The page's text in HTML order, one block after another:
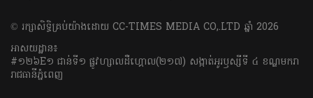
​© រក្សា​សិទ្ធិ​គ្រប់​យ៉ាង​ដោយ​ CC-TIMES MEDIA CO,.LTD ឆ្នាំ​ 2026
អាសយដ្ឋាន៖
#១២៦E១ ជាន់ទី១ ផ្លូវហ្សាលដឺហ្គោល(២១៧) សង្កាត់អូរឫស្សីទី ៤ ខណ្ឌមករា
រាជធានីភ្នំពេញ